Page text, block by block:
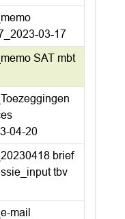
03-17
SAT mbt
04-20
brief
tbv
mail